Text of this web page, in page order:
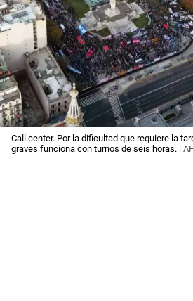
Call center. Por la dificultad que requiere la
graves funciona con turnos de seis horas. |